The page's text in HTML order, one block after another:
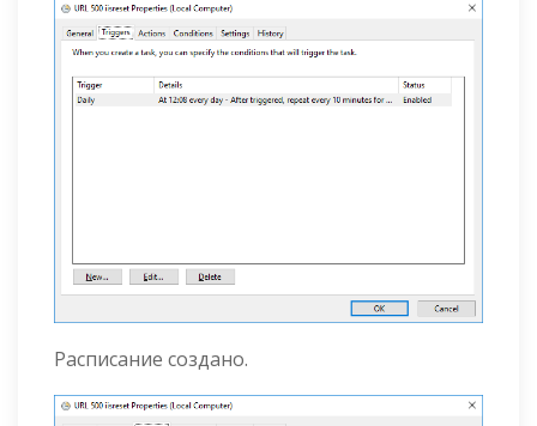
Расписание создано.